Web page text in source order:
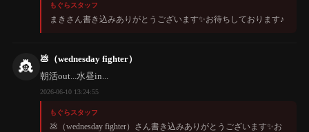
もぐらスタッフ
まきさん書き込みありがとうございます✨️お待ちしております♪
👸
💩（wednesday fighter）
朝活out...水昼in...
2026-06-10 13:24:55
もぐらスタッフ
💩（wednesday fighter）さん書き込みありがとうございます✨️お